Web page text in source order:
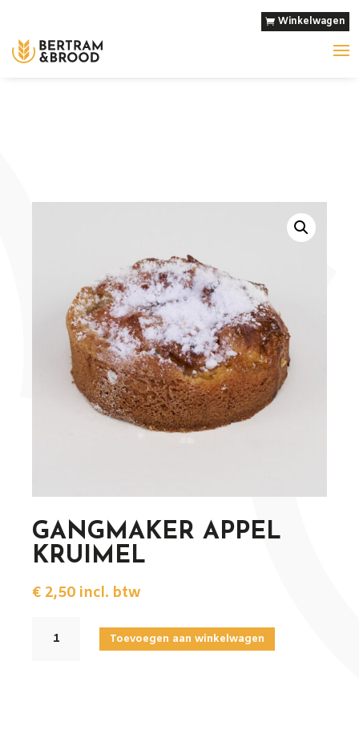
Winkelwagen
GANGMAKER APPEL
KRUIMEL
€ 2,50 incl. btw
GANGMAKER
APPEL
Toevoegen aan winkelwagen